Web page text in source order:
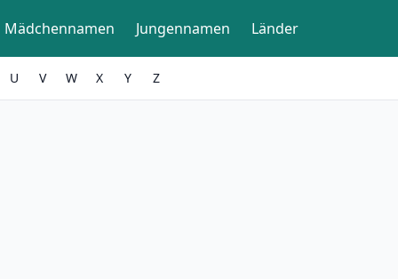
Mädchennamen Jungennamen Länder
U V W X Y Z